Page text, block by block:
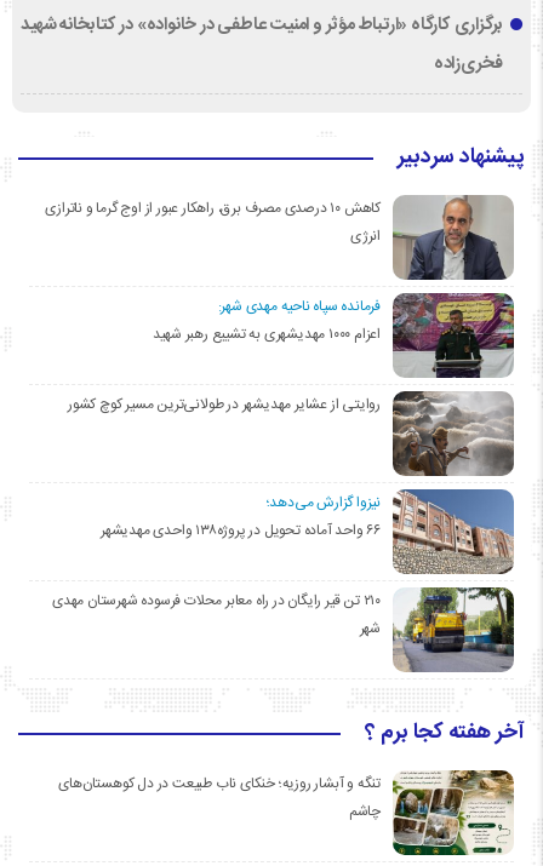
برگزاری کارگاه «ارتباط مؤثر و امنیت عاطفی در خانواده» در کتابخانه شهید
فخری‌زاده
پیشنهاد سردبیر
کاهش ۱۰ درصدی مصرف برق، راهکار عبور از اوج گرما و ناترازی
انرژی
فرمانده سپاه ناحیه مهدی شهر:
اعزام ۱۰۰۰ مهدیشهری به تشییع رهبر شهید
روایتی از عشایر مهدیشهر در طولانی‌ترین مسیر کوچ کشور
نیزوا گزارش می‌دهد؛
۶۶ واحد آماده تحویل در پروژه۱۳۸ واحدی مهدیشهر
۲۱۰ تن قیر رایگان در راه معابر محلات فرسوده شهرستان مهدی
شهر
آخر هفته کجا برم ؟
تنگه و آبشار روزیه؛ خنکای ناب طبیعت در دل کوهستان‌های
چاشم